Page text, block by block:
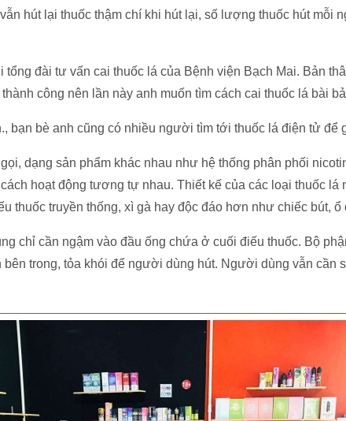
hút lại thuốc thậm chí khi hút lại, số lượng thuốc hút mỗi
tổng đài tư vấn cai thuốc lá của Bệnh viện Bạch Mai. Bản
công nên lần này anh muốn tìm cách cai thuốc lá bài
bạn bè anh cũng có nhiều người tìm tới thuốc lá điện tử để
dạng sản phẩm khác nhau như hệ thống phân phối
hoạt động tương tự nhau. Thiết kế của các loại thuốc lá
thuốc truyền thống, xì gà hay độc đáo hơn như chiếc bút,
chỉ cần ngậm vào đầu ống chứa ở cuối điếu thuốc. Bộ
bên trong, tỏa khói để người dùng hút. Người dùng vẫn cần